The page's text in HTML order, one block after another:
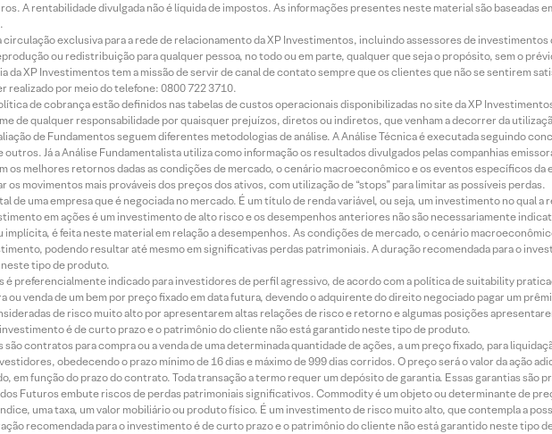
A rentabilidade divulgada não é líquida de impostos. As informações presentes neste material são baseadas
exclusiva para a rede de relacionamento da XP Investimentos, incluindo assessores de investimentos
ou redistribuição para qualquer pessoa, no todo ou em parte, qualquer que seja o propósito, sem o
da XP Investimentos tem a missão de servir de canal de contato sempre que os clientes que não se sentirem
realizado por meio do telefone: 0800 722 3710.
de cobrança estão definidos nas tabelas de custos operacionais disponibilizadas no site da XP
de qualquer responsabilidade por quaisquer prejuízos, diretos ou indiretos, que venham a decorrer da
de Fundamentos seguem diferentes metodologias de análise. A Análise Técnica é executada seguindo
Já a Análise Fundamentalista utiliza como informação os resultados divulgados pelas companhias
os melhores retornos dadas as condições de mercado, o cenário macroeconômico e os eventos específicos
os movimentos mais prováveis dos preços dos ativos, com utilização de “stops” para limitar as possíveis perdas.
de uma empresa que é negociada no mercado. É um título de renda variável, ou seja, um investimento no qual
em ações é um investimento de alto risco e os desempenhos anteriores não são necessariamente
implícita, é feita neste material em relação a desempenhos. As condições de mercado, o cenário
podendo resultar até mesmo em significativas perdas patrimoniais. A duração recomendada para o
tipo de produto.
é preferencialmente indicado para investidores de perfil agressivo, de acordo com a política de suitability
ou venda de um bem por preço fixado em data futura, devendo o adquirente do direito negociado pagar um
de risco muito alto por apresentarem altas relações de risco e retorno e algumas posições
é de curto prazo e o patrimônio do cliente não está garantido neste tipo de produto.
contratos para compra ou a venda de uma determinada quantidade de ações, a um preço fixado, para
obedecendo o prazo mínimo de 16 dias e máximo de 999 dias corridos. O preço será o valor da ação
em função do prazo do contrato. Toda transação a termo requer um depósito de garantia. Essas garantias são
Futuros embute riscos de perdas patrimoniais significativos. Commodity é um objeto ou determinante de
uma taxa, um valor mobiliário ou produto físico. É um investimento de risco muito alto, que contempla a
recomendada para o investimento é de curto prazo e o patrimônio do cliente não está garantido neste tipo